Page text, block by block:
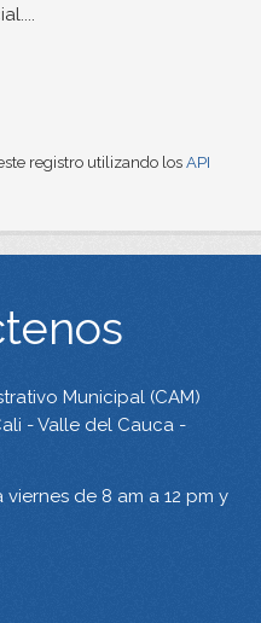
registro utilizando los API
Municipal (CAM)
- Valle del Cauca -
viernes de 8 am a 12 pm y